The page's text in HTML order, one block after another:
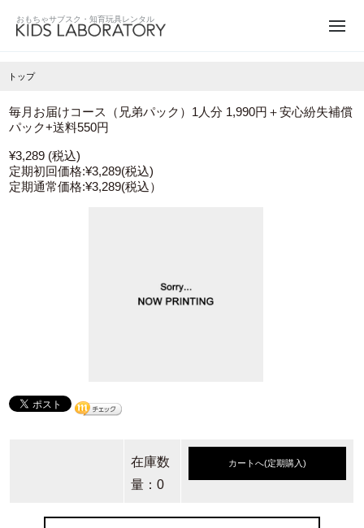
トップ
毎月お届けコース（兄弟パック）1人分 1,990円＋安心紛失補償
パック+送料550円
¥3,289 (税込)
定期初回価格:¥3,289(税込)
定期通常価格:¥3,289(税込）
在庫数
量：0
カートへ(定期購入)